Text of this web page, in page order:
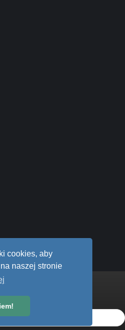
cookies, aby
naszej stronie
by Invision Community